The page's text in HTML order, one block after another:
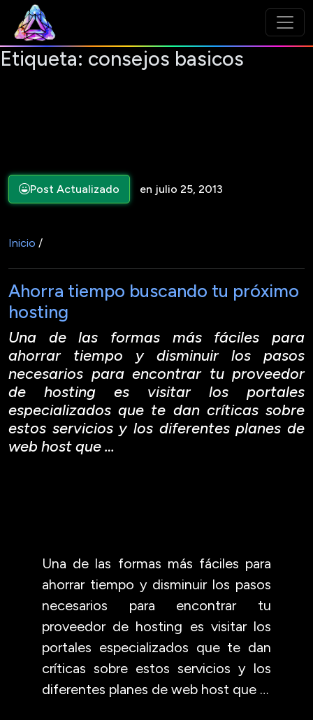
Etiqueta: consejos basicos
Post Actualizado en julio 25, 2013
Inicio /
Ahorra tiempo buscando tu próximo
hosting
Una de las formas más fáciles para
ahorrar tiempo y disminuir los pasos
necesarios para encontrar tu proveedor
de hosting es visitar los portales
especializados que te dan críticas sobre
estos servicios y los diferentes planes de
web host que …
Una de las formas más fáciles para
ahorrar tiempo y disminuir los pasos
necesarios para encontrar tu
proveedor de hosting es visitar los
portales especializados que te dan
críticas sobre estos servicios y los
diferentes planes de web host que …